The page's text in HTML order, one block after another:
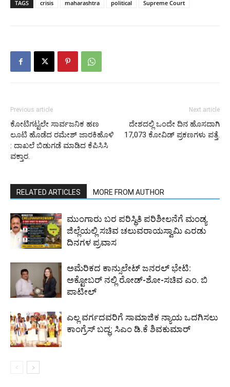
TAGS crisis maharashtra political Supreme Court
Previous article
ಕೋಟಿಗಟ್ಟಲೇ ಸಾರ್ವಜನಿಕ ಹಣ
ಲೂಟಿ ಹೊಡೆದ ರಮೇಶ್ ಜಾರಕಿಹೊಳಿ
: ದಾಖಲೆ ಬಿಡುಗಡೆ ಮಾಡಿದ ಕೆಪಿಸಿಸಿ
ವಕ್ತಾರ.
Next article
ದೇಶದಲ್ಲಿ ಒಂದೇ ದಿನ ಹೊಸದಾಗಿ
17,073 ಕೋವಿಡ್ ಪ್ರಕಣಗಳು ಪತ್ತೆ.
RELATED ARTICLES MORE FROM AUTHOR
ಮುಂಗಾರು ಬರ ಪರಿಸ್ಥಿತಿ ಪರಿಶೀಲನೆಗೆ ಮಂಡ್ಯ
ಜಿಲ್ಲೆಯಲ್ಲಿ ಸಚಿವ ಚಲುವರಾಯಸ್ವಾಮಿ ಎರಡು
ದಿನಗಳ ಪ್ರವಾಸ
ಅಮೆರಿಕದ ಕಾನ್ಸುಲೇಟ್ ಜನರಲ್ ಭೇಟಿ:
ಅಕ್ಟೋಬರ್ ನಲ್ಲಿ ರೋಡ್-ಶೋ-ಸಚಿವ ಎಂ. ಬಿ
ಪಾಟೀಲ್
ಎಲ್ಲ ವರ್ಗದವರಿಗೆ ಸಾಮಾಜಿಕ ನ್ಯಾಯ ಒದಗಿಸಲು
ಕಾಂಗ್ರೆಸ್ ಬದ್ಧ: ಸಿಎಂ ಡಿ.ಕೆ ಶಿವಕುಮಾರ್